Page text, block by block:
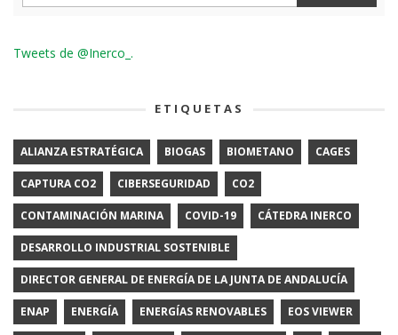
Tweets de @Inerco_.
ETIQUETAS
ALIANZA ESTRATÉGICA BIOGAS BIOMETANO CAGES
CAPTURA CO2 CIBERSEGURIDAD CO2
CONTAMINACIÓN MARINA COVID-19 CÁTEDRA INERCO
DESARROLLO INDUSTRIAL SOSTENIBLE
DIRECTOR GENERAL DE ENERGÍA DE LA JUNTA DE ANDALUCÍA
ENAP ENERGÍA ENERGÍAS RENOVABLES EOS VIEWER